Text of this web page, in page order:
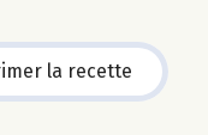
la recette